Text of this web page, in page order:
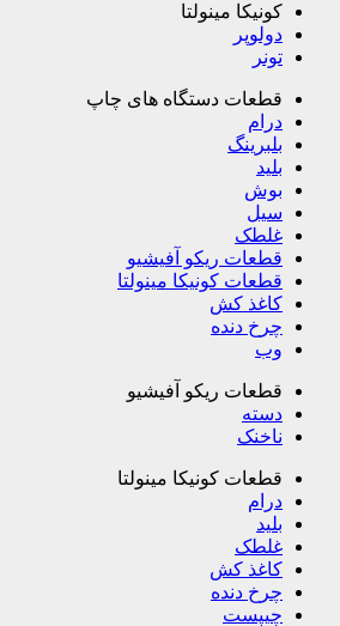
کونیکا مینولتا
دولوپر
تونر
قطعات دستگاه های چاپ
درام
بلبرینگ
بلید
بوش
سیل
غلطک
قطعات ریکو آفیشیو
قطعات کونیکا مینولتا
کاغذ کش
چرخ دنده
وب
قطعات ریکو آفیشیو
دسته
ناخنک
قطعات کونیکا مینولتا
درام
بلید
غلطک
کاغذ کش
چرخ دنده
چیپست